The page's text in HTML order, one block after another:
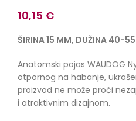
10,15 €
ŠIRINA 15 MM, DUŽINA 40-
Anatomski pojas WAUDOG
otpornog na habanje,
proizvod ne može proći
i atraktivnim dizajnom.